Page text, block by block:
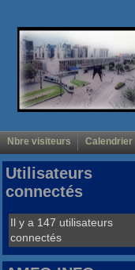
Nbre visiteurs Calendrier
Utilisateurs
connectés
Il y a 147 utilisateurs
connectés